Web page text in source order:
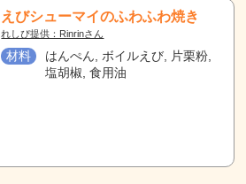
えびシューマイのふわふわ焼き
れしぴ提供：Rinrinさん
材料
はんぺん, ボイルえび, 片栗粉,
塩胡椒, 食用油